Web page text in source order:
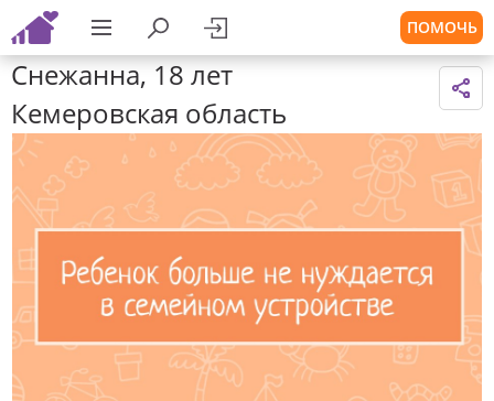
ПОМОЧЬ
Снежанна, 18 лет
Кемеровская область